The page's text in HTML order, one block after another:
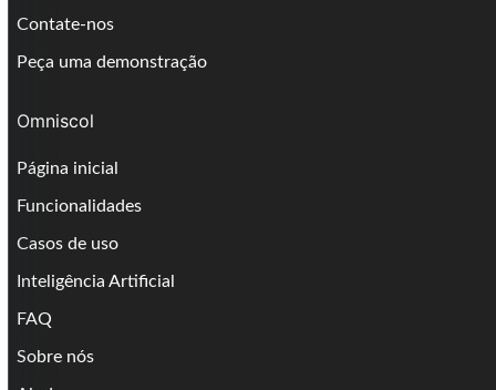
Contate-nos
Peça uma demonstração
Omniscol
Página inicial
Funcionalidades
Casos de uso
Inteligência Artificial
FAQ
Sobre nós